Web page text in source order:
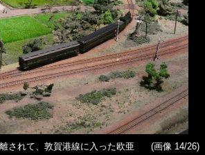
されて、敦賀港線に入った欧亜
(画像 14/26)